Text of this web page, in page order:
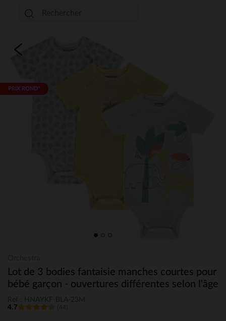
PRIX ROND*
Lot de 3 bodies fantaisie manches courtes pour
bébé garçon - ouvertures différentes selon l'âge
4.7